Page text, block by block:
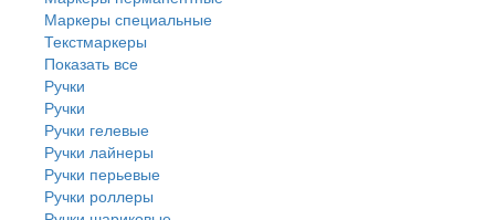
Маркеры специальные
Текстмаркеры
Показать все
Ручки
Ручки
Ручки гелевые
Ручки лайнеры
Ручки перьевые
Ручки роллеры